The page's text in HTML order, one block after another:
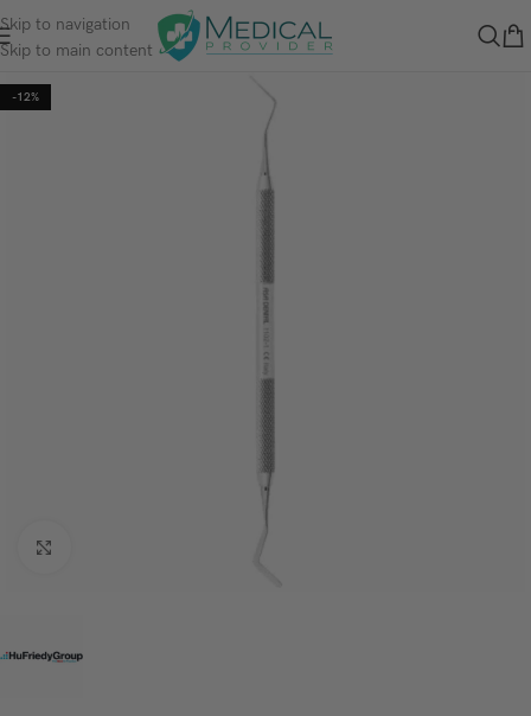
Skip to navigation
Skip to main content
-12%